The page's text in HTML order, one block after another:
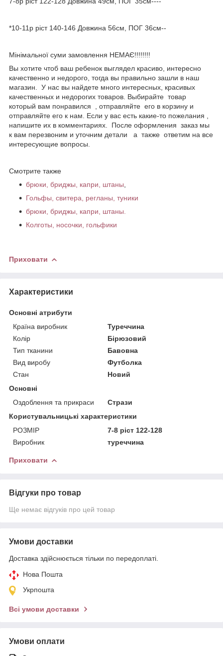
*10-11р ріст 140-146 Довжина 56см, ПОГ 36см--
Мінімальної суми замовлення НЕМАЄ!!!!!!!!
Вы хотите чтоб ваш ребенок выглядел красиво, интересно
качественно и недорого, тогда вы правильно зашли в наш
магазин. У нас вы найдете много интересных, красивых
качественных и недорогих товаров. Выбирайте товар
который вам понравился , отправляйте его в корзину и
отправляйте его к нам. Если у вас есть какие-то пожелания ,
напишите их в комментариях. После оформления заказ мы
к вам перезвоним и уточним детали а также ответим на все
интересующие вопросы.
Смотрите также
брюки, бриджы, капри, штаны
Гольфы, свитера, регланы, туники
брюки, бриджы, капри, штаны.
Колготы, носочки, гольфики
Приховати
Характеристики
Основні атрибути
Країна виробник
Туреччина
Колір
Бірюзовий
Тип тканини
Бавовна
Вид виробу
Футболка
Стан
Новий
Основні
Оздоблення та прикраси
Стрази
Користувальницькі характеристики
РОЗМІР
7-8 ріст 122-128
Виробник
туреччина
Приховати
Відгуки про товар
Ще немає відгуків про цей товар
Умови доставки
Доставка здійснюється тільки по передоплаті.
Нова Пошта
Укрпошта
Всі умови доставки
Умови оплати